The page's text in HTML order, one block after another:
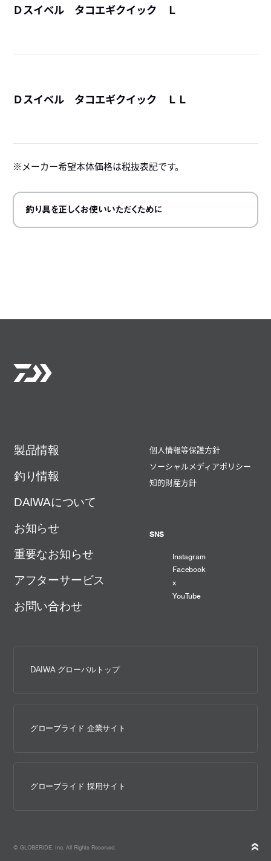
Ｄスイベル タコエギクイック Ｌ
Ｄスイベル タコエギクイック ＬＬ
メーカー希望本体価格は税抜表記です。
釣り具を正しくお使いいただくために
製品情報
釣り情報
DAIWAについて
お知らせ
重要なお知らせ
アフターサービス
お問い合わせ
個人情報等保護方針
ソーシャルメディアポリシー
知的財産方針
SNS
Instagram
Facebook
x
YouTube
DAIWA グローバルトップ
グローブライド 企業サイト
グローブライド 採用サイト
© GLOBERIDE, Inc. All Rights Reserved.